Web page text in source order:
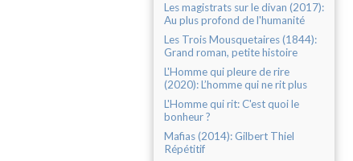
Les magistrats sur le divan (2017):
Au plus profond de l'humanité
Les Trois Mousquetaires (1844):
Grand roman, petite histoire
L'Homme qui pleure de rire
(2020): L’homme qui ne rit plus
L'Homme qui rit: C'est quoi le
bonheur ?
Mafias (2014): Gilbert Thiel
Répétitif